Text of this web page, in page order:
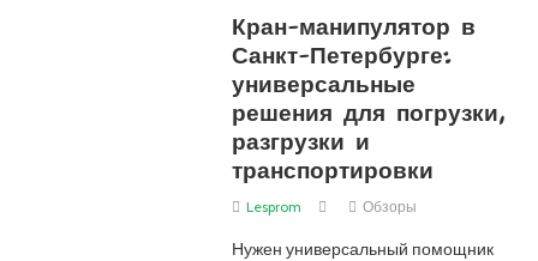
Кран-манипулятор в
Санкт-Петербурге:
универсальные
решения для погрузки,
разгрузки и
транспортировки
Lesprom Обзоры
Нужен универсальный помощник